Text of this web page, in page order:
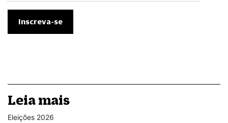
Leia mais
Eleições 2026